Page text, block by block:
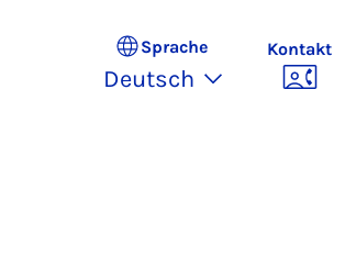
Sprache
Deutsch
Kontakt